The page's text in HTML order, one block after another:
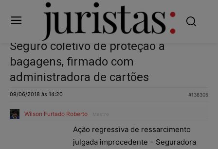
Seguro coletivo de proteção a
bagagens, firmado com
administradora de cartões
09/06/2018 às 14:20 #138305
Wilson Furtado Roberto Mestre
Ação regressiva de ressarcimento
julgada improcedente – Seguradora